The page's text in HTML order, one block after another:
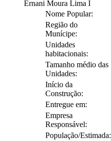
Ernani Moura Lima I
Nome Popular:
Região do
Munícipe:
Unidades
habitacionais:
Tamanho médio das
Unidades:
Início da
Construção:
Entregue em:
Empresa
Responsável:
População/Estimada: